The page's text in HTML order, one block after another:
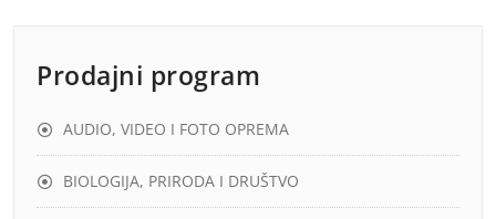
Prodajni program
AUDIO, VIDEO I FOTO OPREMA
BIOLOGIJA, PRIRODA I DRUŠTVO